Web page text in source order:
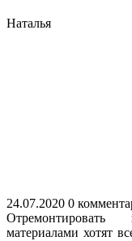
Наталья
24.07.2020 0
Отремонтировать
материалами хотят